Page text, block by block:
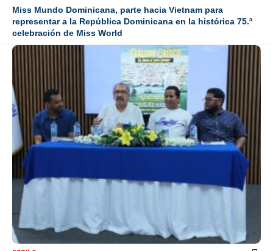
Miss Mundo Dominicana, parte hacia Vietnam para
representar a la República Dominicana en la histórica 75.ª
celebración de Miss World